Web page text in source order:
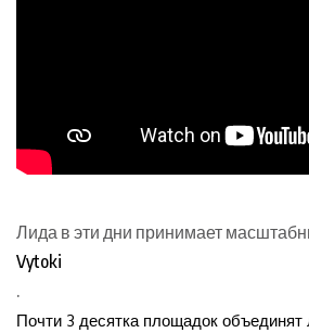
Лида в эти дни принимает
Vytoki
.
Почти 3 десятка площадок